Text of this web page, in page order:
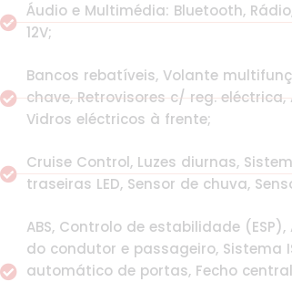
Áudio e Multimédia: Bluetooth,
12V;
Bancos rebatíveis, Volante
chave, Retrovisores c/ reg.
Vidros eléctricos à frente;
Cruise Control, Luzes diurnas,
traseiras LED, Sensor de chuva,
ABS, Controlo de estabilidade
do condutor e passageiro, Sistema
automático de portas, Fecho